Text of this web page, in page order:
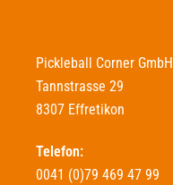
Pickleball Corner GmbH
Tannstrasse 29
8307 Effretikon
Telefon:
0041 (0)79 469 47 99